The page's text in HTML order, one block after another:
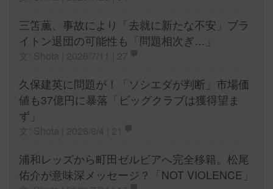
三笘薫、事故により「去就に新たな不安」ブラ
イトン退団の可能性も「問題相次ぎ…」
久保建英に問題が！「ソシエダが判断」市場価
値も37億円に暴落「ビッグクラブは獲得望ま
ず」
浦和レッズから町田ゼルビアへ完全移籍。松尾
佑介が意味深メッセージ？「NOT VIOLENCE」